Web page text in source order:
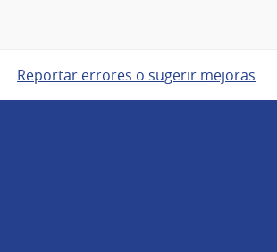
Reportar errores o sugerir mejoras